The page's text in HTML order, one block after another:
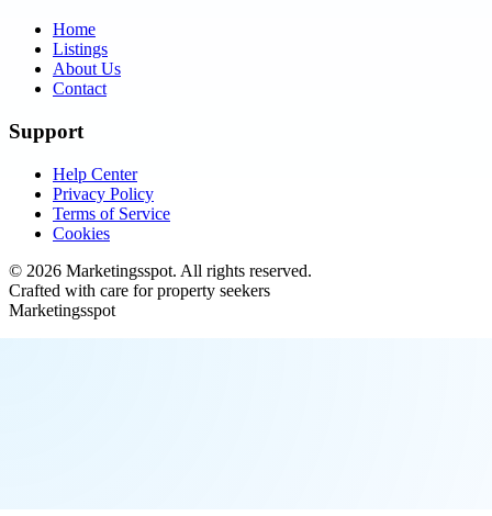
Home
Listings
About Us
Contact
Support
Help Center
Privacy Policy
Terms of Service
Cookies
© 2026 Marketingsspot. All rights reserved.
Crafted with care for property seekers
Marketingsspot